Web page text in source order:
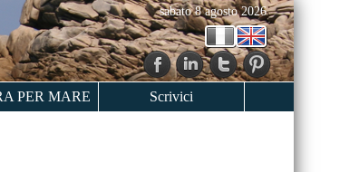
sabato 8 agosto 2026
PER MARE Scrivici